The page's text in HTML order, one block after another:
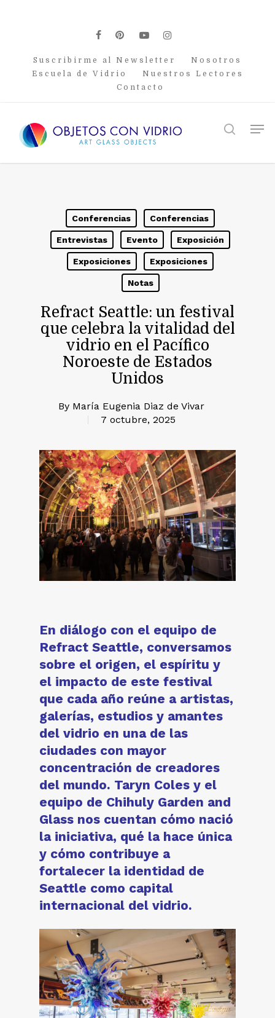
facebook
pinterest
youtubeinstagram
Suscribirme al Newsletter
Nosotros
Escuela de Vidrio
Nuestros Lectores
Contacto
search
Conferencias Conferencias
Entrevistas Evento Exposición
Exposiciones Exposiciones
Notas
Refract Seattle: un festival
que celebra la vitalidad del
vidrio en el Pacífico
Noroeste de Estados
Unidos
By María Eugenia Diaz de Vivar
7 octubre, 2025
En diálogo con el equipo de
Refract Seattle, conversamos
sobre el origen, el espíritu y
el impacto de este festival
que cada año reúne a artistas,
galerías, estudios y amantes
del vidrio en una de las
ciudades con mayor
concentración de creadores
del mundo. Taryn Coles y el
equipo de Chihuly Garden and
Glass nos cuentan cómo nació
la iniciativa, qué la hace única
y cómo contribuye a
fortalecer la identidad de
Seattle como capital
internacional del vidrio.